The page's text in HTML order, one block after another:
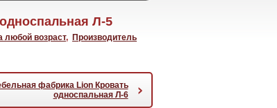
Л-5
любой возраст, Производитель
фабрика Lion Кровать
односпальная Л-6
›